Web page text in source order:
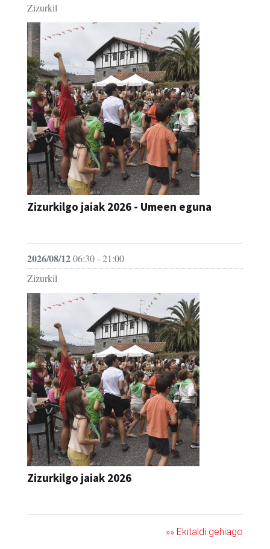
Zizurkil
Zizurkilgo jaiak 2026 - Umeen eguna
2026/08/1206:30 - 21:00
Zizurkil
Zizurkilgo jaiak 2026
»» Ekitaldi gehiago